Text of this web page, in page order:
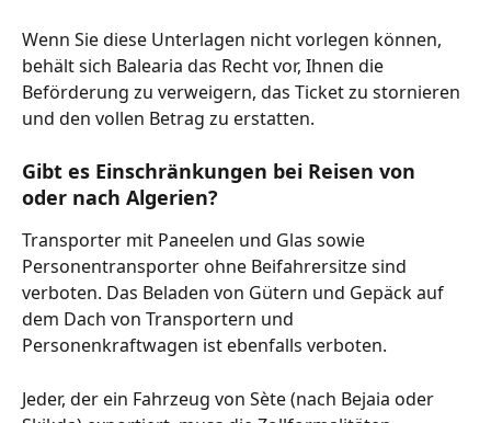
Wenn Sie diese Unterlagen nicht vorlegen können,
behält sich Balearia das Recht vor, Ihnen die
Beförderung zu verweigern, das Ticket zu stornieren
und den vollen Betrag zu erstatten.
Gibt es Einschränkungen bei Reisen von
oder nach Algerien?
Transporter mit Paneelen und Glas sowie
Personentransporter ohne Beifahrersitze sind
verboten. Das Beladen von Gütern und Gepäck auf
dem Dach von Transportern und
Personenkraftwagen ist ebenfalls verboten.
Jeder, der ein Fahrzeug von Sète (nach Bejaia oder